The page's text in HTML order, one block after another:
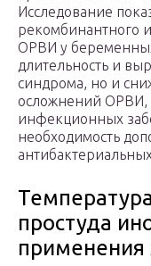
Исследование
рекомбинантного
ОРВИ у
длительность и
синдрома, но и
осложнений ОРВИ,
инфекционных
необходимость
простуда